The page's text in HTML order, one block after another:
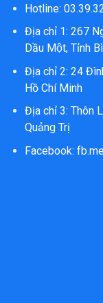
Hotline:
Địa chỉ 1: 267
Dầu Một, Tỉnh
Địa chỉ 2: 24
Hồ Chí Minh
Địa chỉ 3: Thôn
Quảng Trị
Facebook: